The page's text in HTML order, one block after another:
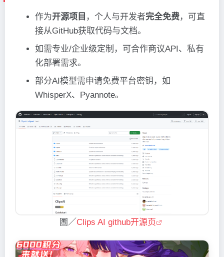
作为开源项目 ，个人与开发者完全免费，可直
接从GitHub获取代码与文档。
如需专业/企业级定制，可合作商议API、私有
化部署需求。
部分AI模型需申请免费平台密钥，如
WhisperX、Pyannote。
圖／Clips AI github开源页